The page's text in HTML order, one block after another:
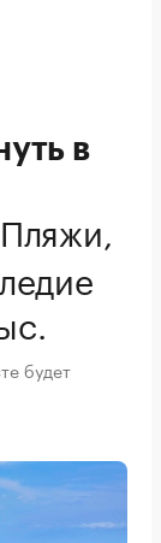
в
Пляжи,
будет